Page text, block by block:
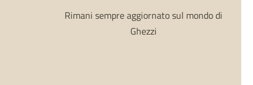
Rimani sempre aggiornato sul mondo di
Ghezzi